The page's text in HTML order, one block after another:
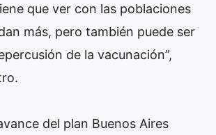
que ver con las poblaciones
más, pero también puede ser
de la vacunación”,
del plan Buenos Aires